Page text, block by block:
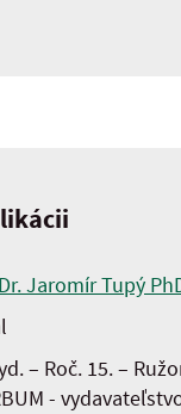
Jaromír Tupý
– Roč. 15. –
-